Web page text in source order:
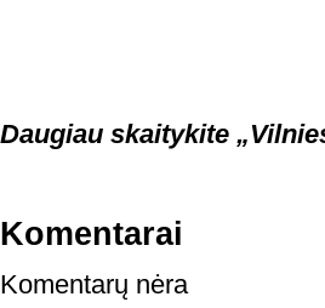
Daugiau skaitykite
Komentarai
Komentarų nėra